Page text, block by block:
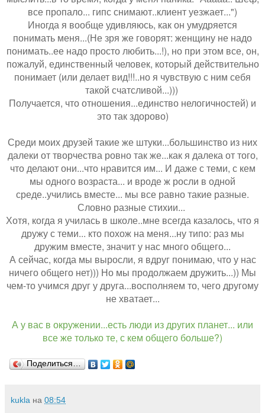
все пропало... гипс снимают..клиент уезжает...")
Иногда я вообще удивляюсь, как он умудряется
понимать меня...(Не зря же говорят: женщину не надо
понимать..ее надо просто любить...!), но при этом все, он,
пожалуй, единственный человек, который действительно
понимает (или делает вид!!!..но я чувствую с ним себя
такой счатсливой...)))
Получается, что отношения...единство нелогичностей) и
это так здорово)
Среди моих друзей такие же штуки...большинство из них
далеки от творчества ровно так же...как я далека от того,
что делают они...что нравится им... И даже с теми, с кем
мы одного возраста... и вроде ж росли в одной
среде..учились вместе... мы все равно такие разные.
Словно разные стихии...
Хотя, когда я училась в школе..мне всегда казалось, что я
дружу с теми... кто похож на меня...ну типо: раз мы
дружим вместе, значит у нас много общего...
А сейчас, когда мы выросли, я вдруг понимаю, что у нас
ничего общего нет))) Но мы продолжаем дружить...)) Мы
чем-то учимся друг у друга...восполняем то, чего другому
не хватает...
А у вас в окружении...есть люди из других планет... или
все же только те, с кем общего больше?)
Поделиться…
kukla на 08:54